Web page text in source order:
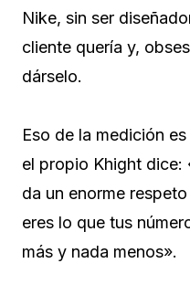
Nike, sin ser
cliente quería y,
dárselo.
Eso de la medición
el propio Khight dice:
da un enorme
eres lo que tus
más y nada menos».